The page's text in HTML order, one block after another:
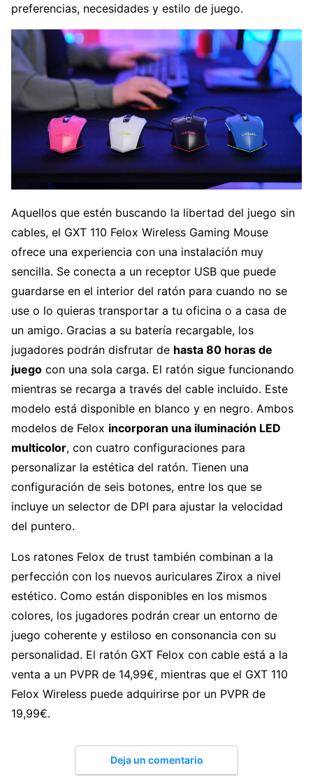
preferencias, necesidades y estilo de juego.
Aquellos que estén buscando la libertad del juego sin
cables, el GXT 110 Felox Wireless Gaming Mouse
ofrece una experiencia con una instalación muy
sencilla. Se conecta a un receptor USB que puede
guardarse en el interior del ratón para cuando no se
use o lo quieras transportar a tu oficina o a casa de
un amigo. Gracias a su batería recargable, los
jugadores podrán disfrutar de hasta 80 horas de
juego con una sola carga. El ratón sigue funcionando
mientras se recarga a través del cable incluido. Este
modelo está disponible en blanco y en negro. Ambos
modelos de Felox incorporan una iluminación LED
multicolor, con cuatro configuraciones para
personalizar la estética del ratón. Tienen una
configuración de seis botones, entre los que se
incluye un selector de DPI para ajustar la velocidad
del puntero.
Los ratones Felox de trust también combinan a la
perfección con los nuevos auriculares Zirox a nivel
estético. Como están disponibles en los mismos
colores, los jugadores podrán crear un entorno de
juego coherente y estiloso en consonancia con su
personalidad. El ratón GXT Felox con cable está a la
venta a un PVPR de 14,99€, mientras que el GXT 110
Felox Wireless puede adquirirse por un PVPR de
19,99€.
Deja un comentario